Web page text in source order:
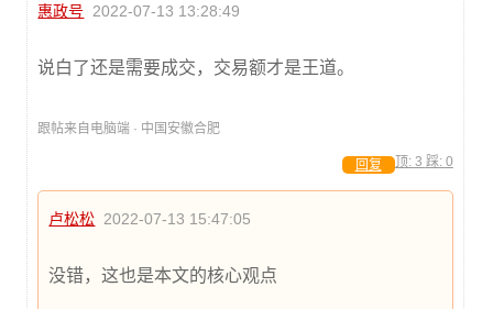
惠政号 2022-07-13 13:28:49
说白了还是需要成交，交易额才是王道。
跟帖来自电脑端 · 中国安徽合肥
顶: 3 踩: 0
回复
卢松松 2022-07-13 15:47:05
没错，这也是本文的核心观点